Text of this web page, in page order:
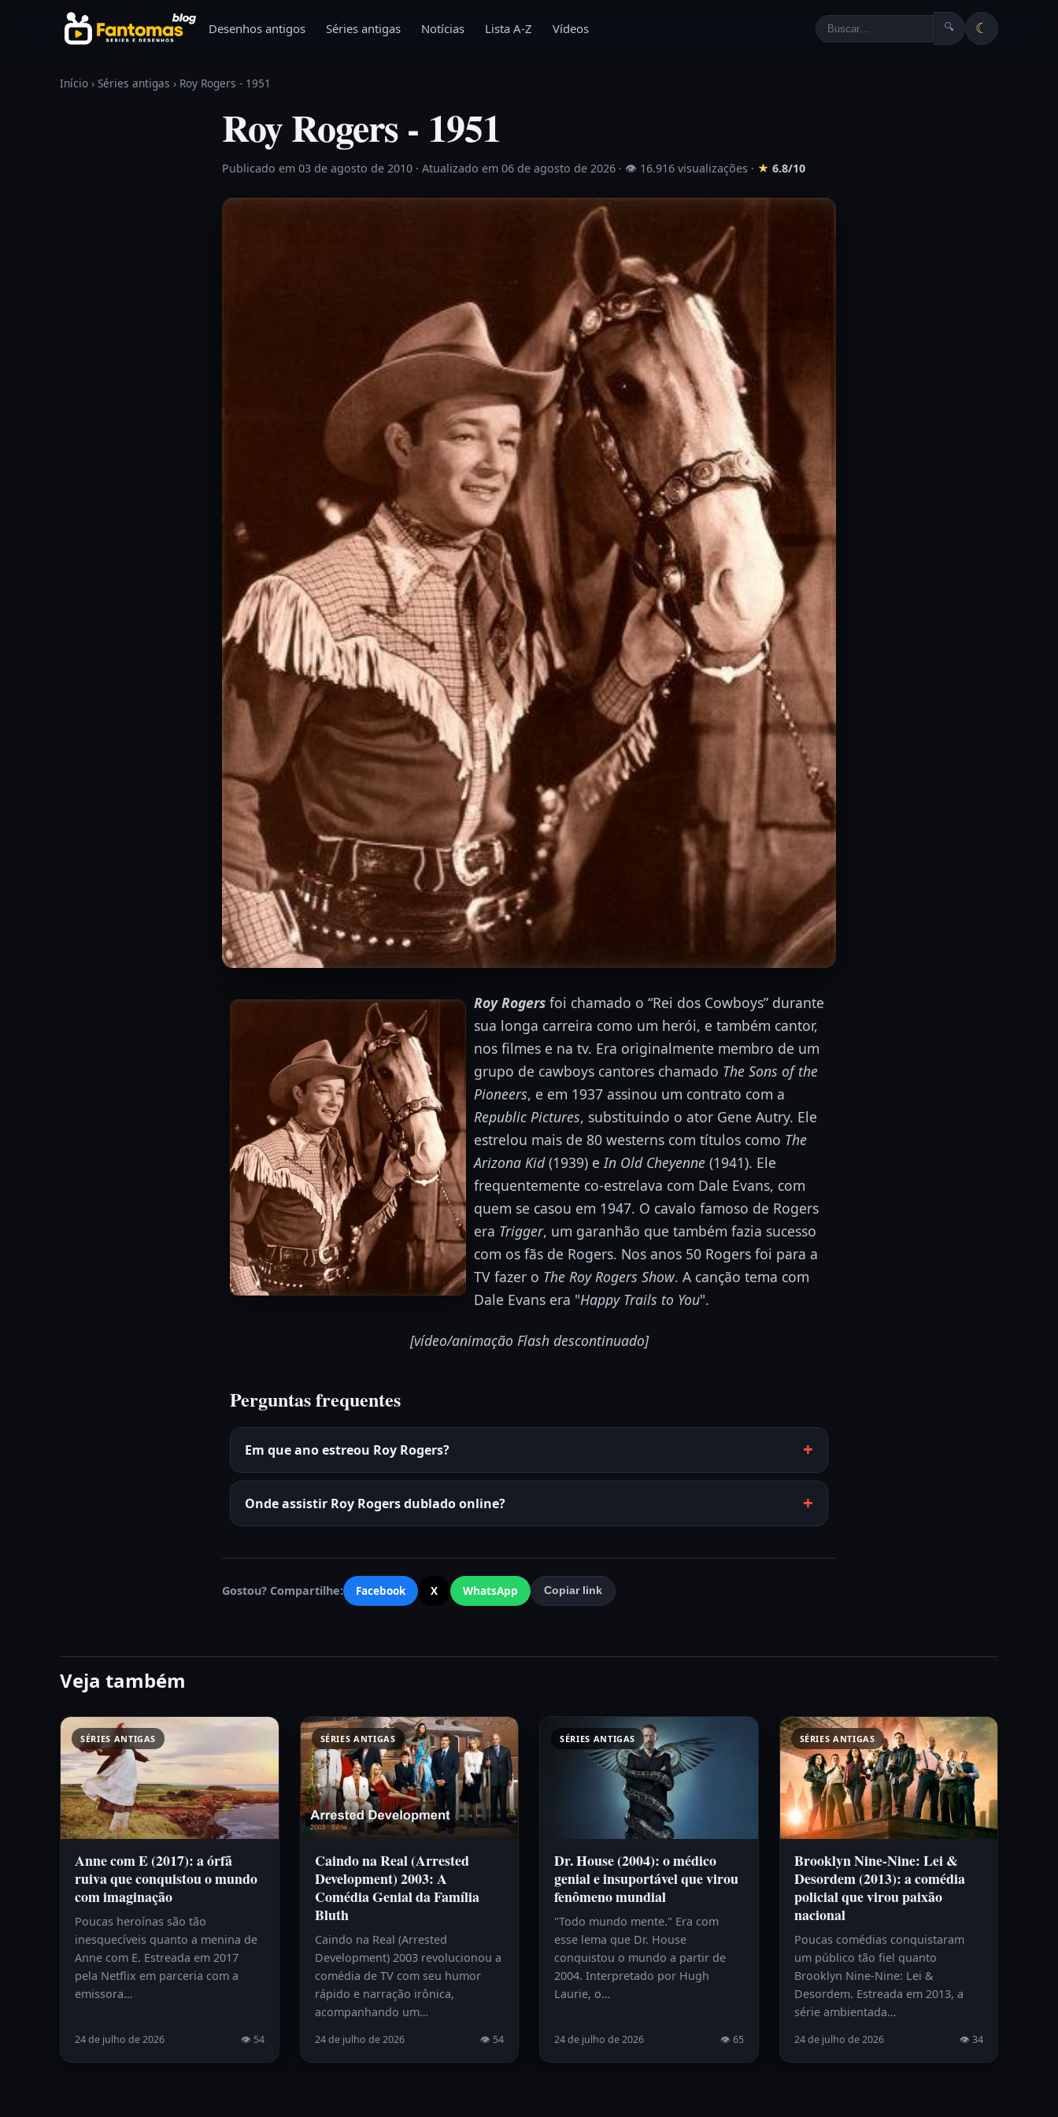
Pular para o conteúdo
Desenhos antigos Séries antigas Notícias Lista A-Z Vídeos 🔍 ☾
Início › Séries antigas › Roy Rogers - 1951
Roy Rogers - 1951
Publicado em 03 de agosto de 2010 · Atualizado em 06 de agosto de 2026 · 👁 16.916 visualizações · ★ 6.8/10
Roy Rogers foi chamado o “Rei dos Cowboys” durante
sua longa carreira como um herói, e também cantor,
nos filmes e na tv. Era originalmente membro de um
grupo de cawboys cantores chamado The Sons of the
Pioneers, e em 1937 assinou um contrato com a
Republic Pictures, substituindo o ator Gene Autry. Ele
estrelou mais de 80 westerns com títulos como The
Arizona Kid(1939) e In Old Cheyenne (1941). Ele
frequentemente co-estrelava com Dale Evans, com
quem se casou em 1947. O cavalo famoso de Rogers
era Trigger, um garanhão que também fazia sucesso
com os fãs de Rogers. Nos anos 50 Rogers foi para a
TV fazer o The Roy Rogers Show. A canção tema com
Dale Evans era "Happy Trails to You".
[vídeo/animação Flash descontinuado]
Perguntas frequentes
Em que ano estreou Roy Rogers?
Onde assistir Roy Rogers dublado online?
Gostou? Compartilhe: Facebook X WhatsApp Copiar link
Veja também
SÉRIES ANTIGAS
Anne com E (2017): a órfã
ruiva que conquistou o mundo
com imaginação
Poucas heroínas são tão
inesquecíveis quanto a menina de
Anne com E. Estreada em 2017
pela Netflix em parceria com a
emissora…
24 de julho de 2026 👁 54
SÉRIES ANTIGAS
Caindo na Real (Arrested
Development) 2003: A
Comédia Genial da Família
Bluth
Caindo na Real (Arrested
Development) 2003 revolucionou a
comédia de TV com seu humor
rápido e narração irônica,
acompanhando um…
24 de julho de 2026 👁 54
SÉRIES ANTIGAS
Dr. House (2004): o médico
genial e insuportável que virou
fenômeno mundial
"Todo mundo mente." Era com
esse lema que Dr. House
conquistou o mundo a partir de
2004. Interpretado por Hugh
Laurie, o…
24 de julho de 2026 👁 65
SÉRIES ANTIGAS
Brooklyn Nine-Nine: Lei &
Desordem (2013): a comédia
policial que virou paixão
nacional
Poucas comédias conquistaram
um público tão fiel quanto
Brooklyn Nine-Nine: Lei &
Desordem. Estreada em 2013, a
série ambientada…
24 de julho de 2026 👁 34